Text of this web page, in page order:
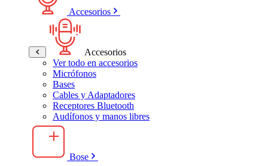
Accesorios
Accesorios
Ver todo en accesorios
Micrófonos
Bases
Cables y Adaptadores
Receptores Bluetooth
Audífonos y manos libres
Bose